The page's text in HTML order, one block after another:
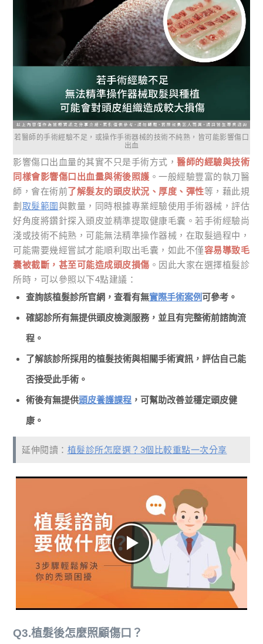
若醫師的手術經驗不足，或操作手術器械的技術不純熟，皆可能影響傷口
出血
影響傷口出血量的其實不只是手術方式， 醫師的經驗與技術
同樣會影響傷口出血量與術後照護 。一般經驗豐富的執刀醫
師，會在術前了解髮友的頭皮狀況、厚度、彈性等，藉此規
劃 取髮範圍與數量，同時根據專業經驗使用手術器械，評估
好角度將鑽針探入頭皮並精準提取健康毛囊。若手術經驗尚
淺或技術不純熟，可能無法精準操作器械，在取髮過程中，
可能需要幾經嘗試才能順利取出毛囊，如此不僅容易導致毛
囊被截斷，甚至可能造成頭皮損傷 。因此大家在選擇植髮診
所時，可以參照以下4點建議：
查詢該植髮診所官網，查看有無實際手術案例可參考。
確認診所有無提供頭皮檢測服務，並且有完整術前諮詢流
程。
了解該診所採用的植髮技術與相關手術資訊，評估自己能
否接受此手術。
術後有無提供頭皮養護課程 ，可幫助改善並穩定頭皮健
康。
延伸閱讀： 植髮診所怎麼選？3個比較重點一次分享
Q3.植髮後怎麼照顧傷口？